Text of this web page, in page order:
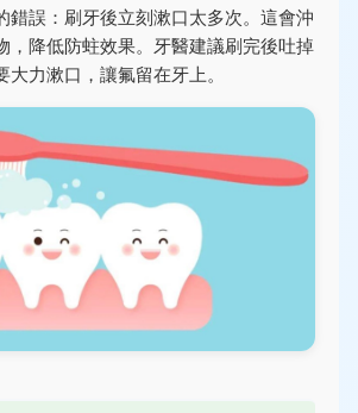
錯誤：刷牙後立刻漱口太多次。這會沖
，降低防蛀效果。牙醫建議刷完後吐掉
力漱口，讓氟留在牙上。